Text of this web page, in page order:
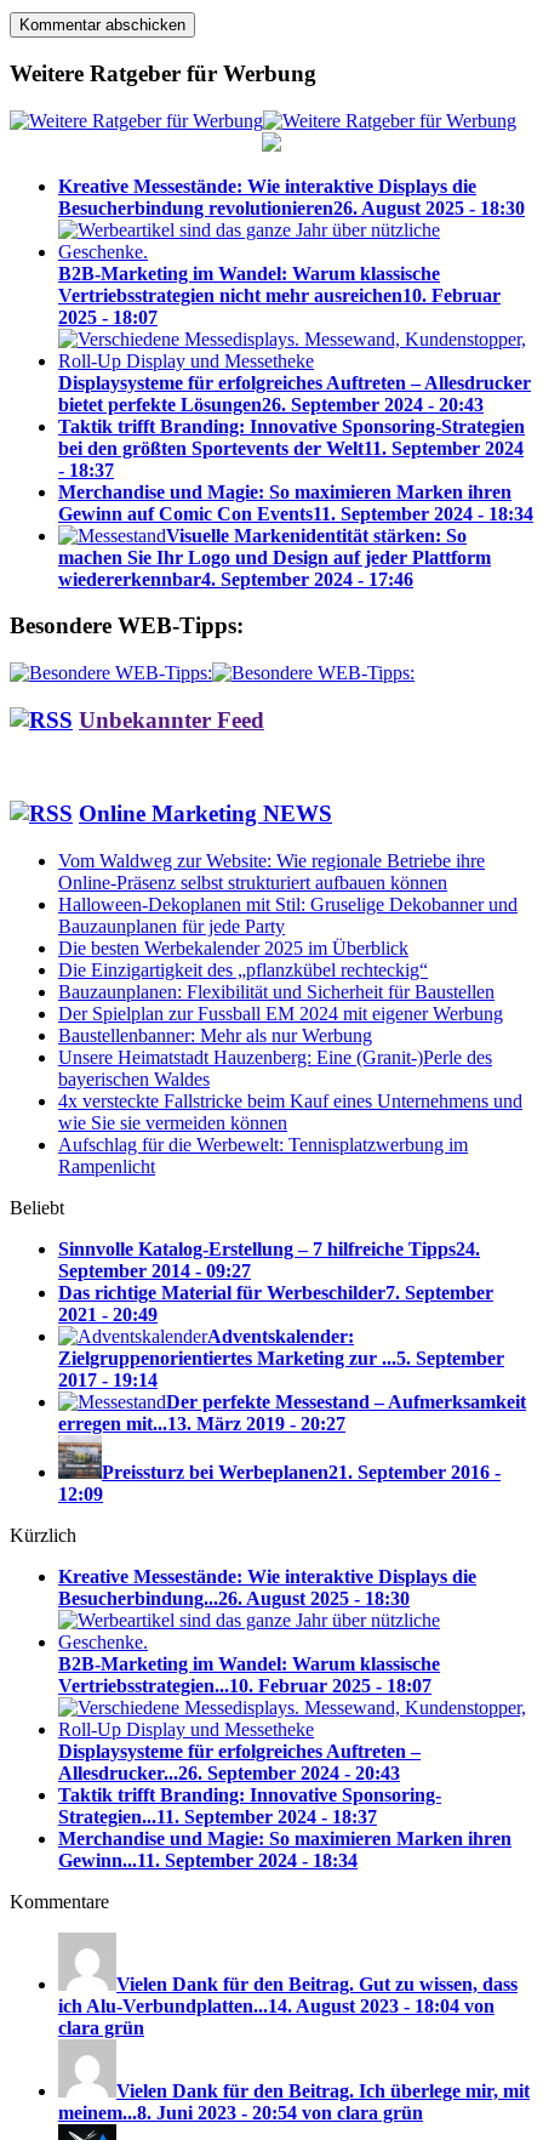
Weitere Ratgeber für Werbung
Kreative Messestände: Wie interaktive Displays die
Besucherbindung revolutionieren26. August 2025 - 18:30
B2B-Marketing im Wandel: Warum klassische
Vertriebsstrategien nicht mehr ausreichen10. Februar
2025 - 18:07
Displaysysteme für erfolgreiches Auftreten – Allesdrucker
bietet perfekte Lösungen26. September 2024 - 20:43
Taktik trifft Branding: Innovative Sponsoring-Strategien
bei den größten Sportevents der Welt11. September 2024
- 18:37
Merchandise und Magie: So maximieren Marken ihren
Gewinn auf Comic Con Events11. September 2024 - 18:34
Visuelle Markenidentität stärken: So
machen Sie Ihr Logo und Design auf jeder Plattform
wiedererkennbar4. September 2024 - 17:46
Besondere WEB-Tipps:
Unbekannter Feed
Online Marketing NEWS
Vom Waldweg zur Website: Wie regionale Betriebe ihre
Online-Präsenz selbst strukturiert aufbauen können
Halloween-Dekoplanen mit Stil: Gruselige Dekobanner und
Bauzaunplanen für jede Party
Die besten Werbekalender 2025 im Überblick
Die Einzigartigkeit des „pflanzkübel rechteckig“
Bauzaunplanen: Flexibilität und Sicherheit für Baustellen
Der Spielplan zur Fussball EM 2024 mit eigener Werbung
Baustellenbanner: Mehr als nur Werbung
Unsere Heimatstadt Hauzenberg: Eine (Granit-)Perle des
bayerischen Waldes
4x versteckte Fallstricke beim Kauf eines Unternehmens und
wie Sie sie vermeiden können
Aufschlag für die Werbewelt: Tennisplatzwerbung im
Rampenlicht
Beliebt
Sinnvolle Katalog-Erstellung – 7 hilfreiche Tipps24.
September 2014 - 09:27
Das richtige Material für Werbeschilder7. September
2021 - 20:49
Adventskalender:
Zielgruppenorientiertes Marketing zur ...5. September
2017 - 19:14
Der perfekte Messestand – Aufmerksamkeit
erregen mit...13. März 2019 - 20:27
Preissturz bei Werbeplanen21. September 2016 -
12:09
Kürzlich
Kreative Messestände: Wie interaktive Displays die
Besucherbindung...26. August 2025 - 18:30
B2B-Marketing im Wandel: Warum klassische
Vertriebsstrategien...10. Februar 2025 - 18:07
Displaysysteme für erfolgreiches Auftreten –
Allesdrucker...26. September 2024 - 20:43
Taktik trifft Branding: Innovative Sponsoring-
Strategien...11. September 2024 - 18:37
Merchandise und Magie: So maximieren Marken ihren
Gewinn...11. September 2024 - 18:34
Kommentare
Vielen Dank für den Beitrag. Gut zu wissen, dass
ich Alu-Verbundplatten...14. August 2023 - 18:04 von
clara grün
Vielen Dank für den Beitrag. Ich überlege mir, mit
meinem...8. Juni 2023 - 20:54 von clara grün